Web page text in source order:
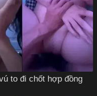
to đi chốt hợp đồng